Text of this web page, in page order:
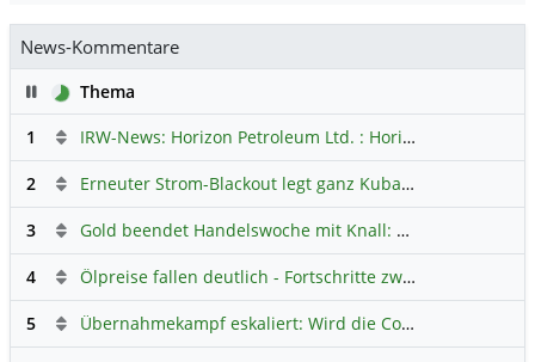
News-Kommentare
PauseThema
1
IRW-News: Horizon Petroleum Ltd. : Horizon Petroleum beginnt mit der Testförderung im Projekt Lachowice in Polen und schließt die Platzierung einer überzeichneten Wandelanleihe ab
2 Erneuter Strom-Blackout legt ganz Kuba lahm
3 Gold beendet Handelswoche mit Knall: Barrick Mining – Ist diese Aktie wieder ein Kauf?
4 Ölpreise fallen deutlich - Fortschritte zwischen USA und Iran belasten
5 Übernahmekampf eskaliert: Wird die Commerzbank italienisch?